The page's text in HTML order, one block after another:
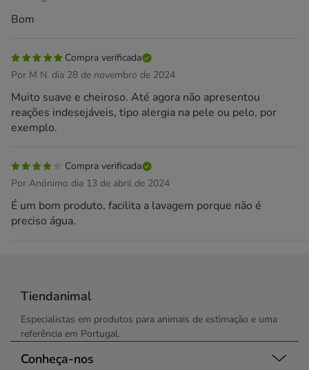
Bom
Compra verificada
Por M N. dia 28 de novembro de 2024
Muito suave e cheiroso. Até agora não apresentou
reações indesejáveis, tipo alergia na pele ou pelo, por
exemplo.
Compra verificada
Por Anónimo dia 13 de abril de 2024
É um bom produto, facilita a lavagem porque não é
preciso água.
Tiendanimal
Especialistas em produtos para animais de estimação e uma
referência em Portugal.
Conheça-nos